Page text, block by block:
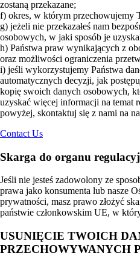
zostaną przekazane;
f) okres, w którym przechowujemy
g) jeżeli nie przekazałeś nam
osobowych, w jaki sposób je
h) Państwa praw wynikających z
oraz możliwości ograniczenia
i) jeśli wykorzystujemy Państwa
automatycznych decyzji, jak
kopię swoich danych osobowych,
uzyskać więcej informacji na temat
powyżej, skontaktuj się z nami na
Contact Us
Skarga do organu
Jeśli nie jesteś zadowolony ze
prawa jako konsumenta lub nasze
prywatności, masz prawo złożyć
państwie członkowskim UE, w
USUNIĘCIE TWOICH
PRZECHOWYWANYCH